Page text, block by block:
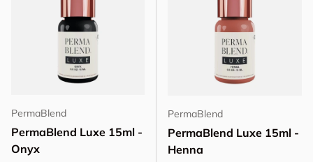
PermaBlend
PermaBlend Luxe 15ml -
Onyx
PermaBlend
PermaBlend Luxe 15ml -
Henna